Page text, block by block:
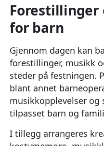
for barn
Gjennom dagen kan
forestillinger, musikk
steder på festningen.
blant annet
musikkopplevelser
tilpasset barn og
I tillegg arrangeres